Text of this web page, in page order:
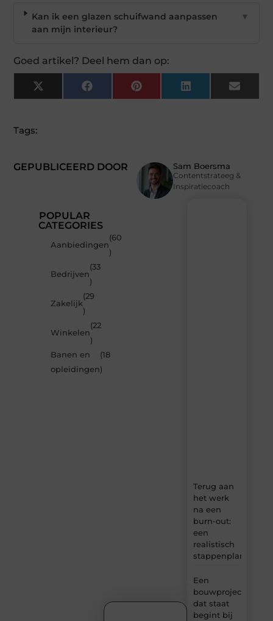
Kan ik een glazen schuifwand aanpassen
aan mijn interieur?
▼
Goed artikel? Deel hem dan op:
X
(Twitter)
Facebook Pinterest LinkedIn Email
GEPUBLICEERD DOOR Sam Boersma
Contentstrateeg &
Inspiratiecoach
Tags:
POPULAR
CATEGORIES
Aanbiedingen
(60
)
Bedrijven
(33
)
Zakelijk
(29
)
Winkelen
(22
)
Banen en
opleidingen
(18
)
Terug aan
het werk
na een
burn-out:
een
realistisch
stappenplan
Een
bouwproject
dat staat
begint bij